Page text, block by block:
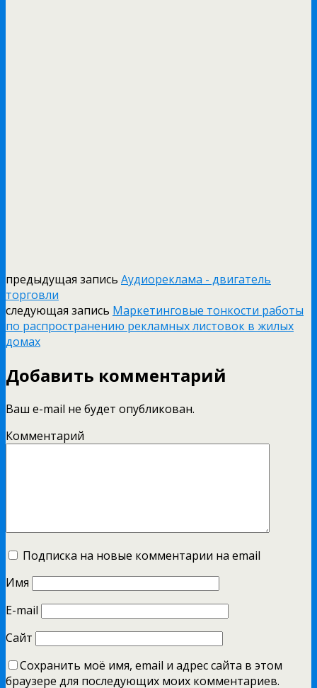
предыдущая запись Аудиореклама - двигатель
торговли
следующая запись Маркетинговые тонкости работы
по распространению рекламных листовок в жилых
домах
Добавить комментарий
Ваш e-mail не будет опубликован.
Комментарий
Подписка на новые комментарии на email
Имя
E-mail
Сайт
Сохранить моё имя, email и адрес сайта в этом
браузере для последующих моих комментариев.